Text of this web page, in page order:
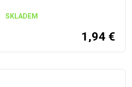
SKLADEM
1,94 €